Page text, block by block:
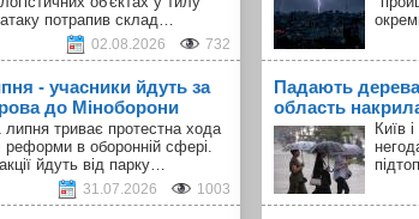
атаку потрапив склад…
02.08.2026 732
- учасники йдуть за
до Міноборони
липня триває протестна хода
реформи в оборонній сфері.
йдуть від парку…
31.07.2026 1003
Падають дерева
область
Київ